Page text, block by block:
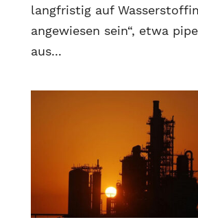
langfristig auf
angewiesen sein“, etwa
aus...